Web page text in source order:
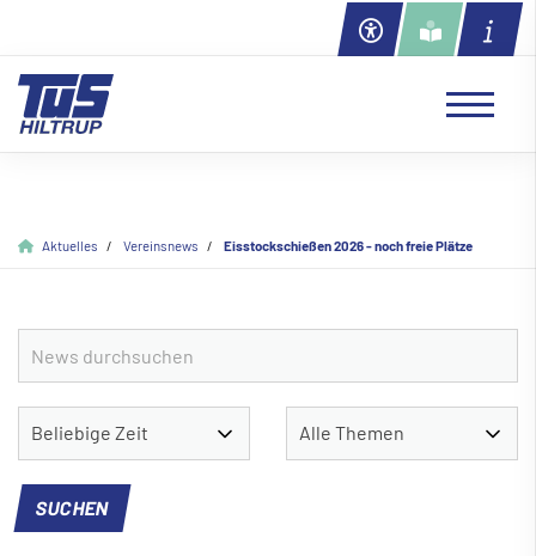
Aktuelles Vereinsnews Eisstockschießen 2026 - noch freie Plätze